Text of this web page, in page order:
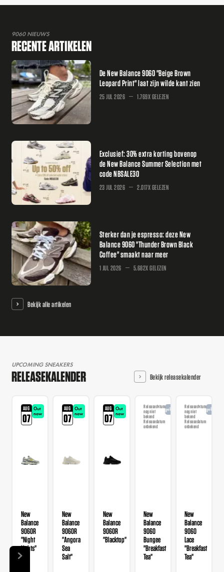
9060 NIEUWS
RECENTE ARTIKELEN
De New Balance 9060 "Beige Brown
Leopard Print" laat zijn wilde kant zien
25 JUL 2026 1.769X GELEZEN
Exclusief: 30% extra korting bovenop
de New Balance Summer Selection met
code NBSALE30
23 JUL 2026 2.017X GELEZEN
Sterker dan je espresso: deze New
Balance 9060 "Thunder Brown Black
Coffee" smaakt naar meer
1 JUL 2026 5.682X GELEZEN
Bekijk alle artikelen
UPCOMING SNEAKERS
RELEASEKALENDER Bekijk releasekalender
AUG
07
Out
now
New
Balance
9060R
"Night
Lights"
AUG
07
Out
now
New
Balance
9060R
"Angora
Sea
Salt"
AUG
07
Out
now
New
Balance
9060R
"Blacktop"
Releasedatum
nog niet
bekend
Releasedatum
onbekend
Aangekondigd
New
Balance
9060
Bungee
"Breakfast
Tea"
Releasedatum
nog niet
bekend
Releasedatum
onbekend
New
Balance
9060
Lace
"Breakfast
Tea"